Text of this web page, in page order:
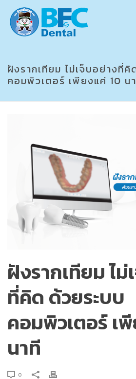
ฝังรากเทียม ไม่เจ็บอย่างที่
คอมพิวเตอร์ เพียงแค่ 10 น
ฝังรากเทียม ไ
ที่คิด ด้วยระบบ
คอมพิวเตอร์ เ
นาที
0